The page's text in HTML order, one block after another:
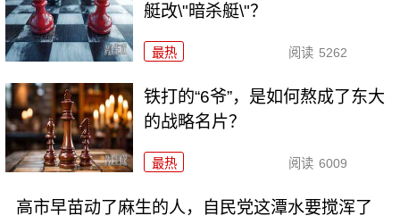
艇改\"暗杀艇\"？
最热 阅读 5262
铁打的“6爷”，是如何熬成了东大
的战略名片？
最热 阅读 6009
高市早苗动了麻生的人，自民党这潭水要搅浑了